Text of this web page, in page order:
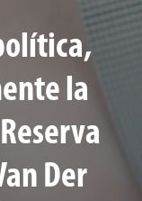
la
Der